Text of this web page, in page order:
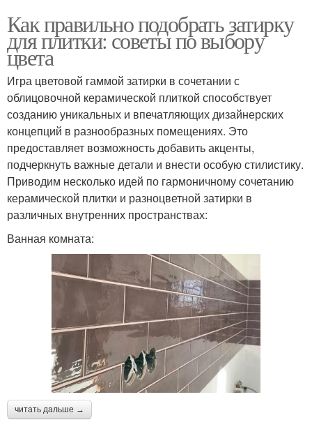
Как правильно подобрать затирку
для плитки: советы по выбору
цвета
Игра цветовой гаммой затирки в сочетании с
облицовочной керамической плиткой способствует
созданию уникальных и впечатляющих дизайнерских
концепций в разнообразных помещениях. Это
предоставляет возможность добавить акценты,
подчеркнуть важные детали и внести особую стилистику.
Приводим несколько идей по гармоничному сочетанию
керамической плитки и разноцветной затирки в
различных внутренних пространствах:
Ванная комната:
читать дальше →